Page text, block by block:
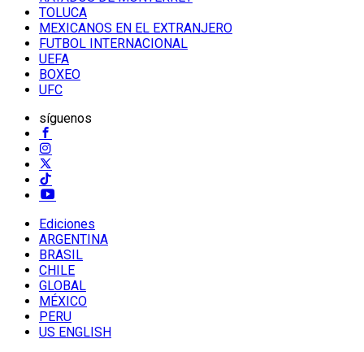
TOLUCA
MEXICANOS EN EL EXTRANJERO
FUTBOL INTERNACIONAL
UEFA
BOXEO
UFC
síguenos
Ediciones
ARGENTINA
BRASIL
CHILE
GLOBAL
MÉXICO
PERU
US ENGLISH